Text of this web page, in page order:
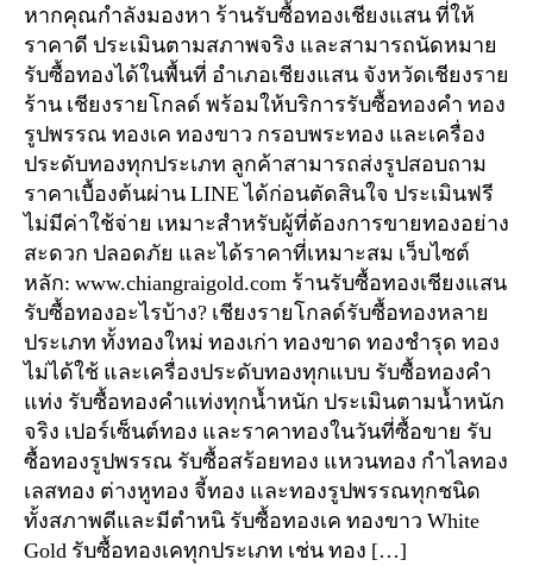
หากคุณกำลังมองหา ร้านรับซื้อทองเชียงแสน ที่ให้
ราคาดี ประเมินตามสภาพจริง และสามารถนัดหมาย
รับซื้อทองได้ในพื้นที่ อำเภอเชียงแสน จังหวัดเชียงราย
ร้าน เชียงรายโกลด์ พร้อมให้บริการรับซื้อทองคำ ทอง
รูปพรรณ ทองเค ทองขาว กรอบพระทอง และเครื่อง
ประดับทองทุกประเภท ลูกค้าสามารถส่งรูปสอบถาม
ราคาเบื้องต้นผ่าน LINE ได้ก่อนตัดสินใจ ประเมินฟรี
ไม่มีค่าใช้จ่าย เหมาะสำหรับผู้ที่ต้องการขายทองอย่าง
สะดวก ปลอดภัย และได้ราคาที่เหมาะสม เว็บไซต์
หลัก: www.chiangraigold.com ร้านรับซื้อทองเชียงแสน
รับซื้อทองอะไรบ้าง? เชียงรายโกลด์รับซื้อทองหลาย
ประเภท ทั้งทองใหม่ ทองเก่า ทองขาด ทองชำรุด ทอง
ไม่ได้ใช้ และเครื่องประดับทองทุกแบบ รับซื้อทองคำ
แท่ง รับซื้อทองคำแท่งทุกน้ำหนัก ประเมินตามน้ำหนัก
จริง เปอร์เซ็นต์ทอง และราคาทองในวันที่ซื้อขาย รับ
ซื้อทองรูปพรรณ รับซื้อสร้อยทอง แหวนทอง กำไลทอง
เลสทอง ต่างหูทอง จี้ทอง และทองรูปพรรณทุกชนิด
ทั้งสภาพดีและมีตำหนิ รับซื้อทองเค ทองขาว White
Gold รับซื้อทองเคทุกประเภท เช่น ทอง […]